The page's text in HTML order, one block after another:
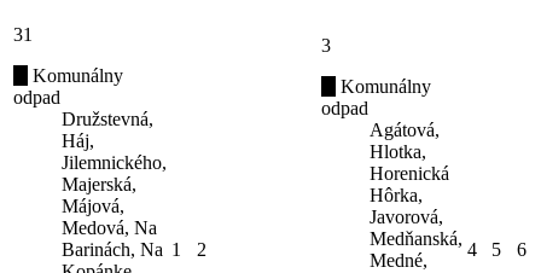
31
Komunálny
odpad
Družstevná,
Háj,
Jilemnického,
Majerská,
Májová,
Medová, Na
Barinách, Na 1 2
3
Komunálny
odpad
Agátová,
Hlotka,
Horenická
Hôrka,
Javorová,
Medňanská,
Medné,
4 5 6